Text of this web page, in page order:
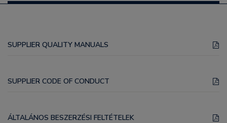
SUPPLIER QUALITY MANUALS
SUPPLIER CODE OF CONDUCT
ÁLTALÁNOS BESZERZÉSI FELTÉTELEK